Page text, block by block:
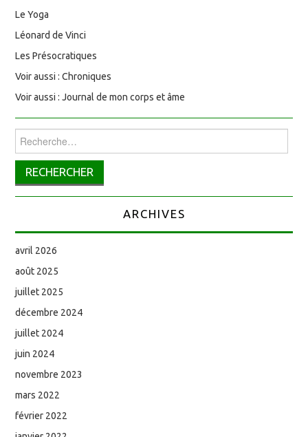
Le Yoga
Léonard de Vinci
Les Présocratiques
Voir aussi : Chroniques
Voir aussi : Journal de mon corps et âme
Rechercher :
ARCHIVES
avril 2026
août 2025
juillet 2025
décembre 2024
juillet 2024
juin 2024
novembre 2023
mars 2022
février 2022